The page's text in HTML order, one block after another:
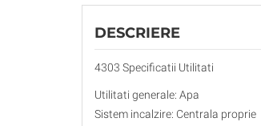
DESCRIERE
4303 Specificatii Utilitati
Utilitati generale: Apa
Sistem incalzire: Centrala proprie